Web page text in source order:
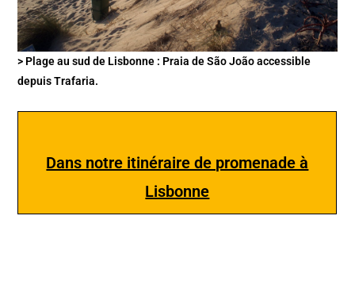
> Plage au sud de Lisbonne : Praia de São João accessible
depuis Trafaria.
Dans notre itinéraire de promenade à
Lisbonne